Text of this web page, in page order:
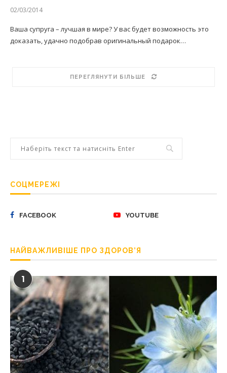
02/03/2014
Ваша супруга – лучшая в мире? У вас будет возможность это
доказать, удачно подобрав оригинальный подарок…
ПЕРЕГЛЯНУТИ БІЛЬШЕ
СОЦМЕРЕЖІ
FACEBOOK YOUTUBE
НАЙВАЖЛИВІШЕ ПРО ЗДОРОВ’Я
1